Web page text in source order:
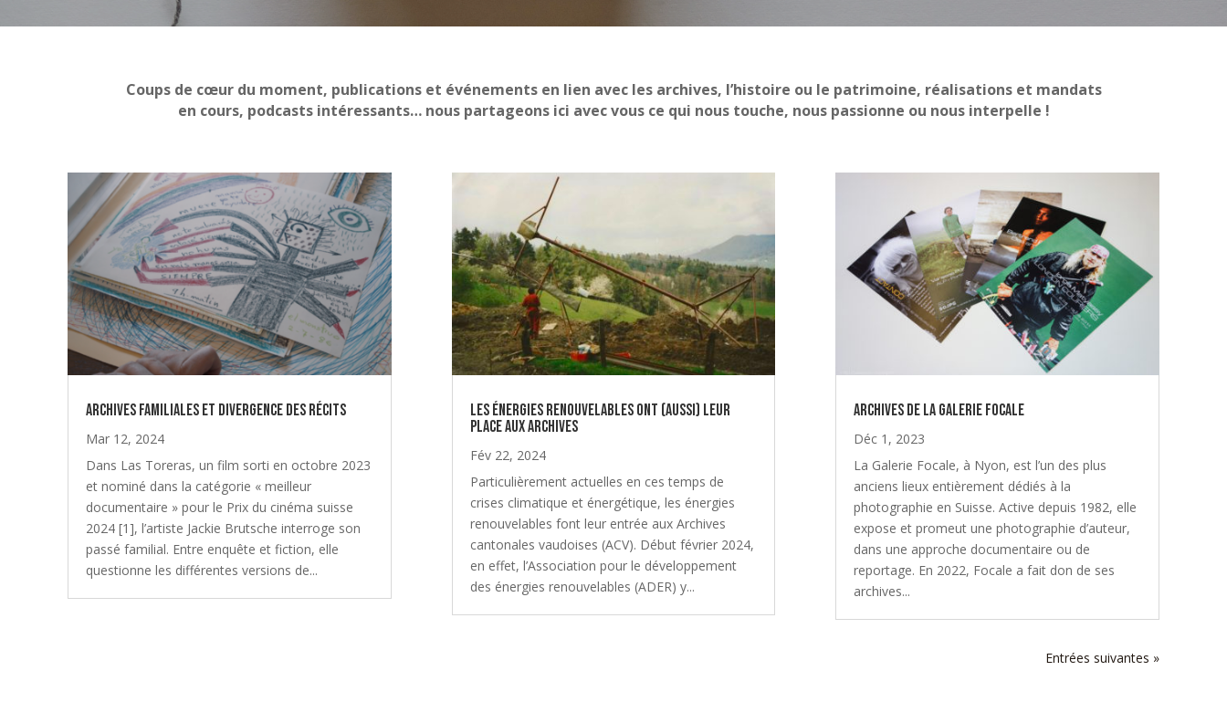
Coups de cœur du moment, publications et événements en lien avec les archives, l’histoire ou le patrimoine, réalisations et mandats
en cours, podcasts intéressants… nous partageons ici avec vous ce qui nous touche, nous passionne ou nous interpelle !
Archives familiales et divergence des récits
Mar 12, 2024
Dans Las Toreras, un film sorti en octobre 2023
et nominé dans la catégorie « meilleur
documentaire » pour le Prix du cinéma suisse
2024 [1], l’artiste Jackie Brutsche interroge son
passé familial. Entre enquête et fiction, elle
questionne les différentes versions de...
Les énergies renouvelables ont (aussi) leur
place aux archives
Fév 22, 2024
Particulièrement actuelles en ces temps de
crises climatique et énergétique, les énergies
renouvelables font leur entrée aux Archives
cantonales vaudoises (ACV). Début février 2024,
en effet, l’Association pour le développement
des énergies renouvelables (ADER) y...
Archives de la Galerie Focale
Déc 1, 2023
La Galerie Focale, à Nyon, est l’un des plus
anciens lieux entièrement dédiés à la
photographie en Suisse. Active depuis 1982, elle
expose et promeut une photographie d’auteur,
dans une approche documentaire ou de
reportage. En 2022, Focale a fait don de ses
archives...
Entrées suivantes »